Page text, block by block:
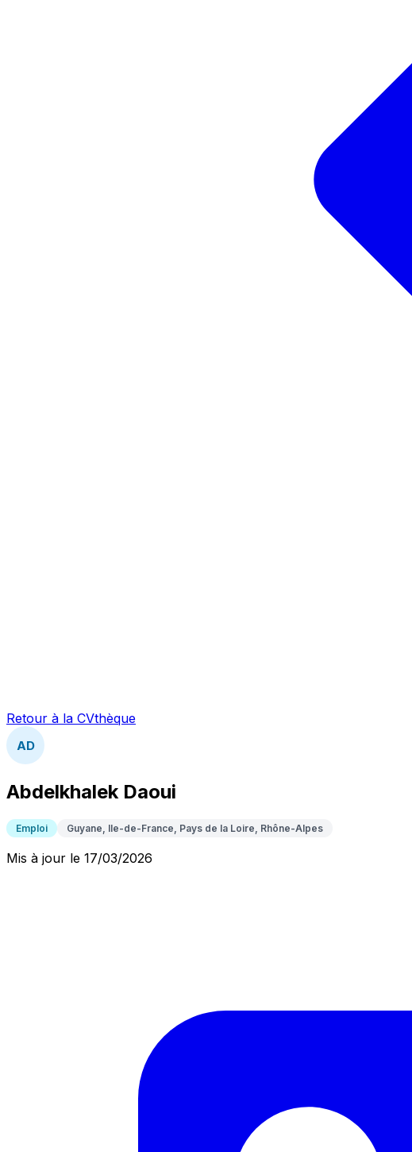
Retour à la CVthèque
AD
Abdelkhalek Daoui
Emploi Guyane, Ile-de-France, Pays de la Loire, Rhône-Alpes
Mis à jour le 17/03/2026